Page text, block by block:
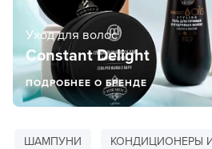
Constant Delight
Уход для волос
ПОДРОБНЕЕ О БРЕНДЕ
ШАМПУНИ КОНДИЦИОНЕРЫ